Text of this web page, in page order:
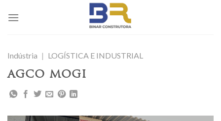
Indústria | LOGÍSTICA E INDUSTRIAL
AGCO MOGI